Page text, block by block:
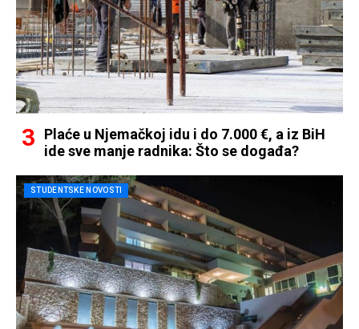
Plaće u Njemačkoj idu i do 7.000 €, a iz BiH
ide sve manje radnika: Što se događa?
STUDENTSKE NOVOSTI